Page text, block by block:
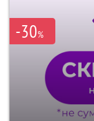
-30%